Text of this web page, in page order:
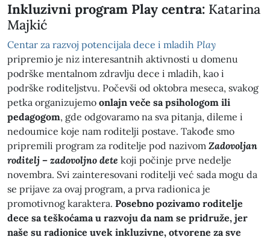
Inkluzivni program Play centra: Katarina
Majkić
Centar za razvoj potencijala dece i mladih Play
pripremio je niz interesantnih aktivnosti u domenu
podrške mentalnom zdravlju dece i mladih, kao i
podrške roditeljstvu. Počevši od oktobra meseca, svakog
petka organizujemo onlajn veče sa psihologom ili
pedagogom, gde odgovaramo na sva pitanja, dileme i
nedoumice koje nam roditelji postave. Takođe smo
pripremili program za roditelje pod nazivom Zadovoljan
roditelj – zadovoljno dete koji počinje prve nedelje
novembra. Svi zainteresovani roditelji već sada mogu da
se prijave za ovaj program, a prva radionica je
promotivnog karaktera. Posebno pozivamo roditelje
dece sa teškoćama u razvoju da nam se pridruže, jer
naše su radionice uvek inkluzivne, otvorene za sve